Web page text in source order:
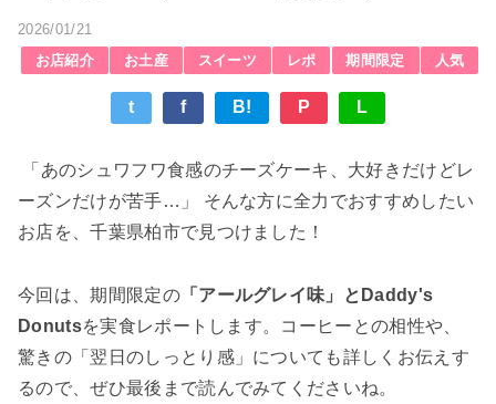
2026/01/21
お店紹介
お土産 スイーツ レポ 期間限定 人気
t f B! P L
「あのシュワフワ食感のチーズケーキ、大好きだけどレ
ーズンだけが苦手…」 そんな方に全力でおすすめしたい
お店を、千葉県柏市で見つけました！
今回は、期間限定の「アールグレイ味」とDaddy's
Donutsを実食レポートします。コーヒーとの相性や、
驚きの「翌日のしっとり感」についても詳しくお伝えす
るので、ぜひ最後まで読んでみてくださいね。